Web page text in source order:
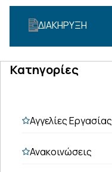
ΔΙΑΚΗΡΥΞΗ
Κατηγορίες
Αγγελίες Εργασίας
Ανακοινώσεις